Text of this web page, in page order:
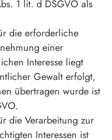
1 lit. d DSGVO als
die erforderliche
einer
Interesse liegt
Gewalt erfolgt,
übertragen wurde ist
die Verarbeitung zur
Interessen ist